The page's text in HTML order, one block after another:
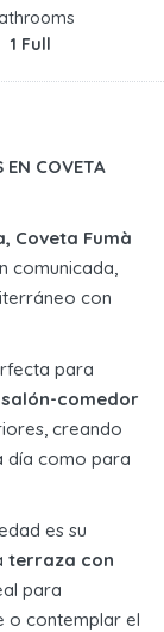
1 Full
EN COVETA
Coveta Fumà
comunicada,
con
para
salón-comedor
creando
día como para
es su
terraza con
para
o contemplar el